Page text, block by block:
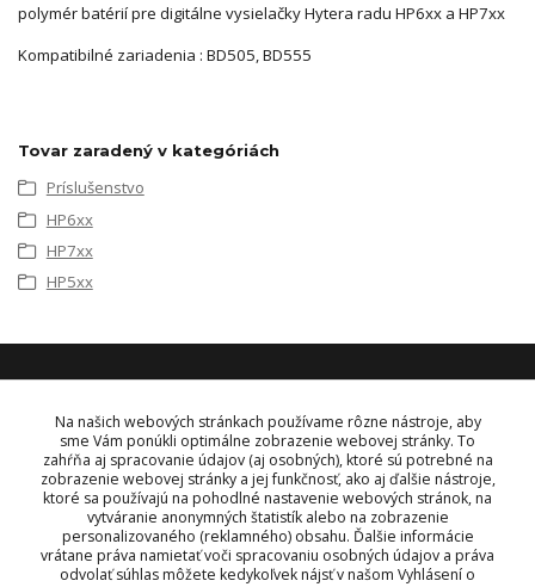
polymér batérií pre digitálne vysielačky Hytera radu HP6xx a HP7xx
Kompatibilné zariadenia : BD505, BD555
Tovar zaradený v kategóriách
Príslušenstvo
HP6xx
HP7xx
HP5xx
KONTAKT
OBJEDNÁVKY A INFORMÁCIE
+421 948 229 224
info@vysielacky.com
Na našich webových stránkach používame rôzne nástroje, aby
sme Vám ponúkli optimálne zobrazenie webovej stránky. To
zahŕňa aj spracovanie údajov (aj osobných), ktoré sú potrebné na
zobrazenie webovej stránky a jej funkčnosť, ako aj ďalšie nástroje,
ktoré sa používajú na pohodlné nastavenie webových stránok, na
vytváranie anonymných štatistík alebo na zobrazenie
personalizovaného (reklamného) obsahu. Ďalšie informácie
vrátane práva namietať voči spracovaniu osobných údajov a práva
odvolať súhlas môžete kedykoľvek nájsť v našom Vyhlásení o